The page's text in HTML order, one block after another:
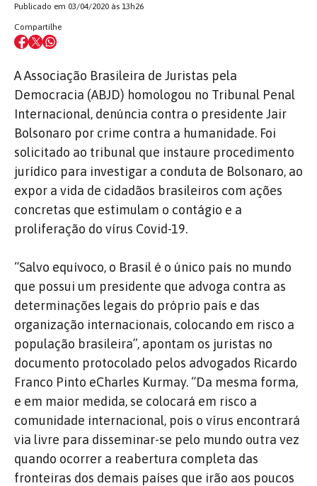
Publicado em 03/04/2020 às 13h26
Compartilhe
A Associação Brasileira de Juristas pela
Democracia (ABJD) homologou no Tribunal Penal
Internacional, denúncia contra o presidente Jair
Bolsonaro por crime contra a humanidade. Foi
solicitado ao tribunal que instaure procedimento
jurídico para investigar a conduta de Bolsonaro, ao
expor a vida de cidadãos brasileiros com ações
concretas que estimulam o contágio e a
proliferação do vírus Covid-19.
“Salvo equívoco, o Brasil é o único país no mundo
que possui um presidente que advoga contra as
determinações legais do próprio país e das
organização internacionais, colocando em risco a
população brasileira”, apontam os juristas no
documento protocolado pelos advogados Ricardo
Franco Pinto eCharles Kurmay. “Da mesma forma,
e em maior medida, se colocará em risco a
comunidade internacional, pois o vírus encontrará
via livre para disseminar-se pelo mundo outra vez
quando ocorrer a reabertura completa das
fronteiras dos demais países que irão aos poucos